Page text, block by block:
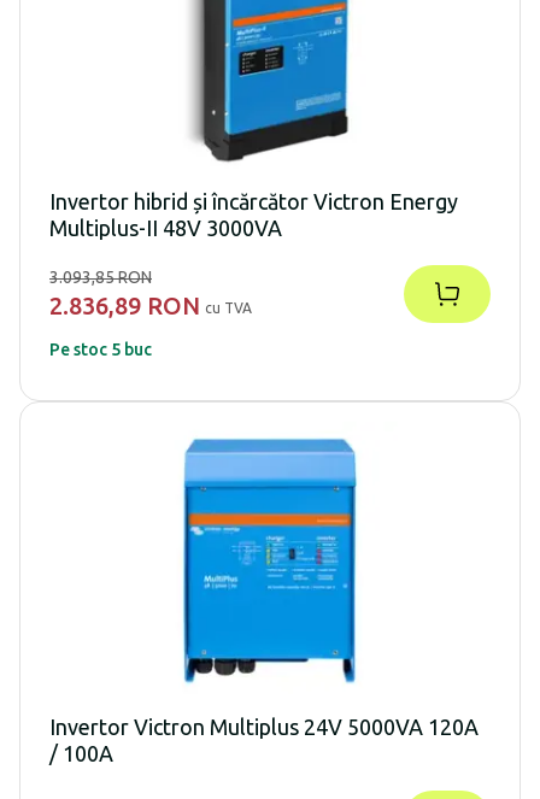
Invertor hibrid și încărcător Victron Energy
Multiplus-II 48V 3000VA
3.093,85 RON
2.836,89 RON cu TVA
Pe stoc 5 buc
Invertor Victron Multiplus 24V 5000VA 120A
/ 100A